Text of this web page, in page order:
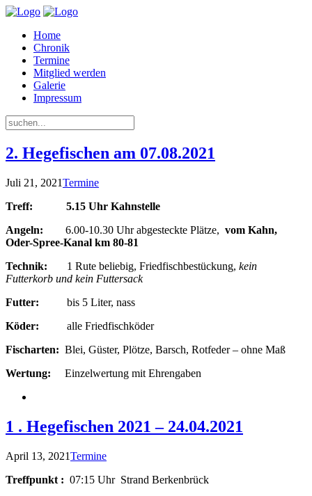
Home
Chronik
Termine
Mitglied werden
Galerie
Impressum
2. Hegefischen am 07.08.2021
Juli 21, 2021Termine
Treff:
5.15 Uhr Kahnstelle
Angeln:
6.00-10.30 Uhr abgesteckte Plätze, vom Kahn,
Oder-Spree-Kanal km 80-81
Technik: 1 Rute beliebig, Friedfischbestückung, kein
Futterkorb und kein Futtersack
Futter: bis 5 Liter, nass
Köder: alle Friedfischköder
Fischarten: Blei, Güster, Plötze, Barsch, Rotfeder – ohne Maß
Wertung: Einzelwertung mit Ehrengaben
1 . Hegefischen 2021 – 24.04.2021
April 13, 2021Termine
Treffpunkt : 07:15 Uhr Strand Berkenbrück